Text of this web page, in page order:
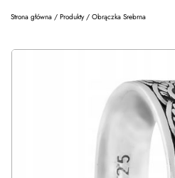
Strona główna / Produkty/ Obrączka Srebrna